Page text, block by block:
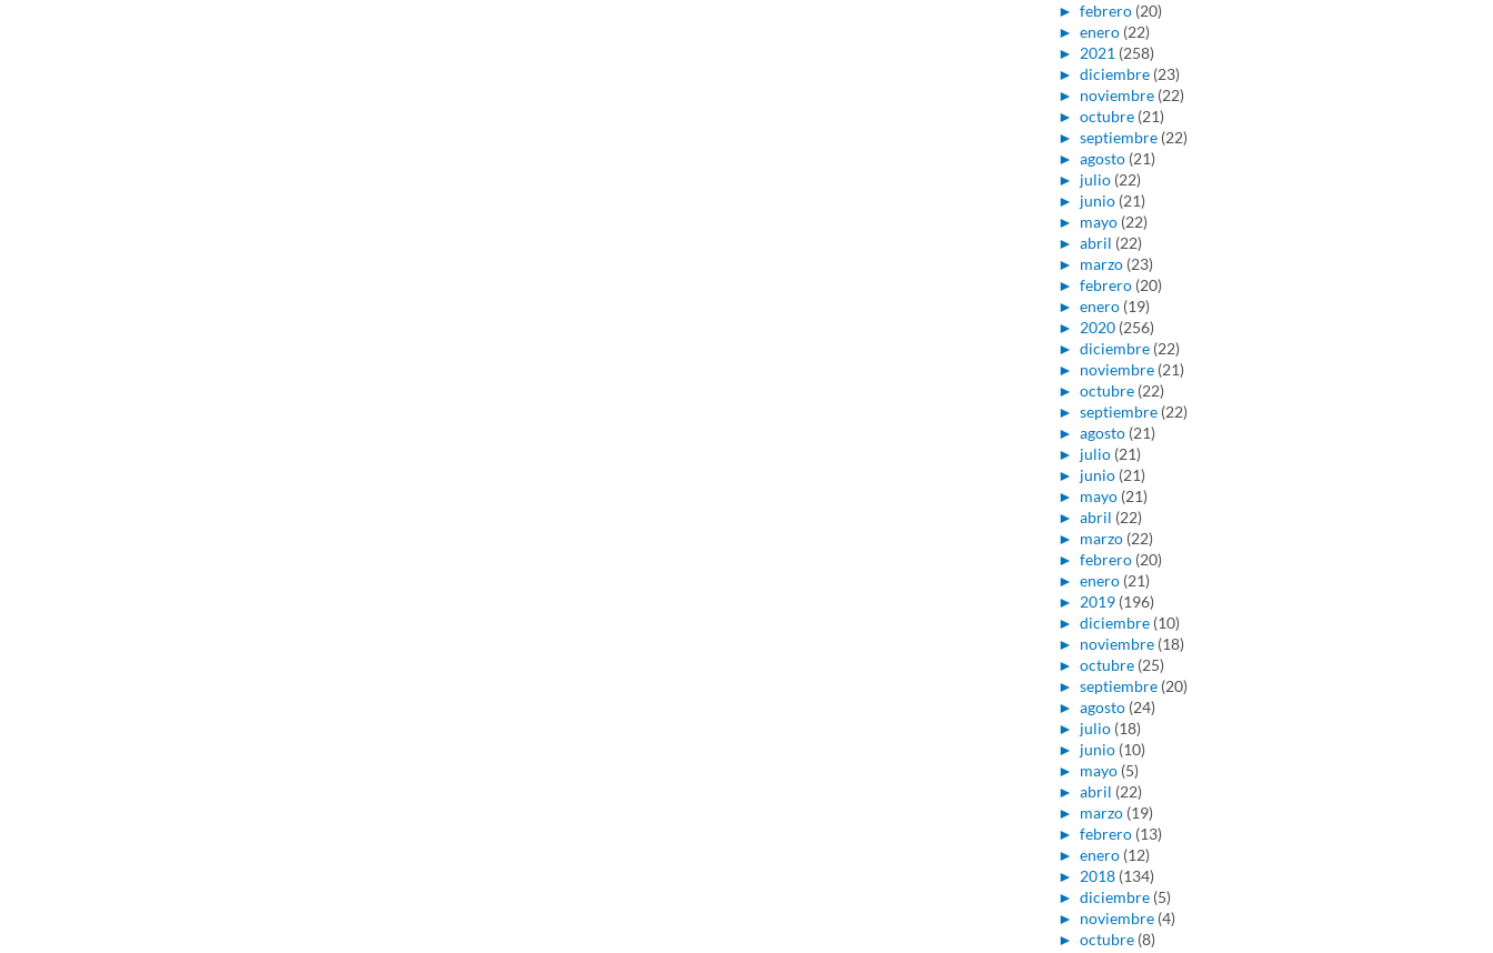
► febrero (20)
► enero (22)
► 2021 (258)
► diciembre (23)
► noviembre (22)
► octubre (21)
► septiembre (22)
► agosto (21)
► julio (22)
► junio (21)
► mayo (22)
► abril (22)
► marzo (23)
► febrero (20)
► enero (19)
► 2020 (256)
► diciembre (22)
► noviembre (21)
► octubre (22)
► septiembre (22)
► agosto (21)
► julio (21)
► junio (21)
► mayo (21)
► abril (22)
► marzo (22)
► febrero (20)
► enero (21)
► 2019 (196)
► diciembre (10)
► noviembre (18)
► octubre (25)
► septiembre (20)
► agosto (24)
► julio (18)
► junio (10)
► mayo (5)
► abril (22)
► marzo (19)
► febrero (13)
► enero (12)
► 2018 (134)
► diciembre (5)
► noviembre (4)
► octubre (8)